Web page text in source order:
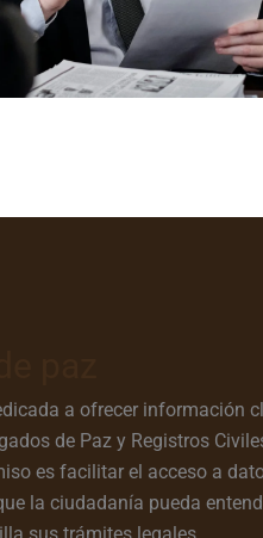
a ofrecer información
de Paz y Registros
es facilitar el acceso a
la ciudadanía pueda